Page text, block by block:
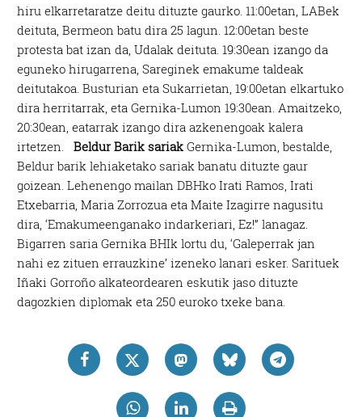
hiru elkarretaratze deitu dituzte gaurko. 11:00etan, LABek
deituta, Bermeon batu dira 25 lagun. 12:00etan beste
protesta bat izan da, Udalak deituta. 19:30ean izango da
eguneko hirugarrena, Sareginek emakume taldeak
deitutakoa. Busturian eta Sukarrietan, 19:00etan elkartuko
dira herritarrak, eta Gernika-Lumon 19:30ean. Amaitzeko,
20:30ean, eatarrak izango dira azkenengoak kalera
irtetzen.Beldur Barik sariak Gernika-Lumon, bestalde,
Beldur barik lehiaketako sariak banatu dituzte gaur
goizean. Lehenengo mailan DBHko Irati Ramos, Irati
Etxebarria, Maria Zorrozua eta Maite Izagirre nagusitu
dira, ‘Emakumeenganako indarkeriari, Ez!” lanagaz.
Bigarren saria Gernika BHIk lortu du, ‘Galeperrak jan
nahi ez zituen errauzkine’ izeneko lanari esker. Sarituek
Iñaki Gorroño alkateordearen eskutik jaso dituzte
dagozkien diplomak eta 250 euroko txeke bana.